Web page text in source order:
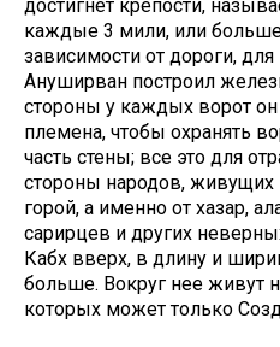
достигнет крепости,
каждые 3 мили, или
зависимости от дороги,
Ануширван построил
стороны у каждых ворот
племена, чтобы охранять
часть стены; все это для
стороны народов, живущих
горой, а именно от хазар,
сарирцев и других
Кабх вверх, в длину и
больше. Вокруг нее живут
которых может только